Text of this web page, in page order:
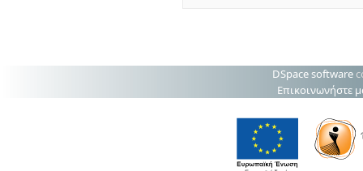
DSpace software
Επικοινωνήστε